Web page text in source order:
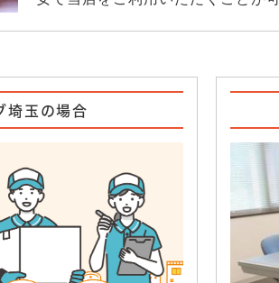
埼玉の場合